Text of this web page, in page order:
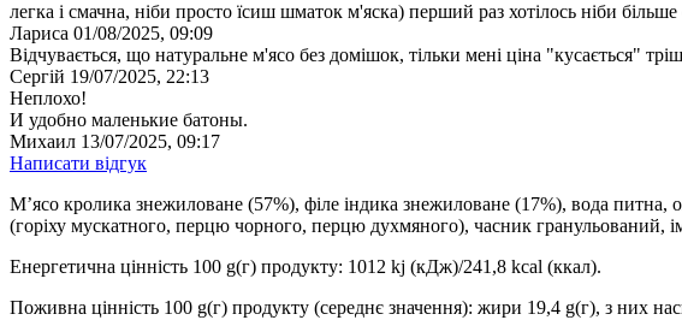
легка і смачна, ніби просто їсиш шматок м'яска) перший раз хотілось ніби
Лариса 01/08/2025, 09:09
Відчувається, що натуральне м'ясо без домішок, тільки мені ціна "кусається"
Сергій 19/07/2025, 22:13
Неплохо!
И удобно маленькие батоны.
Михаил 13/07/2025, 09:17
Написати відгук
М’ясо кролика знежиловане (57%), філе індика знежиловане (17%), вода питна,
(горіху мускатного, перцю чорного, перцю духмяного), часник гранульований,
Енергетична цінність 100 g(г) продукту: 1012 kj (кДж)/241,8 kcal (ккал).
Поживна цінність 100 g(г) продукту (середнє значення): жири 19,4 g(г), з них